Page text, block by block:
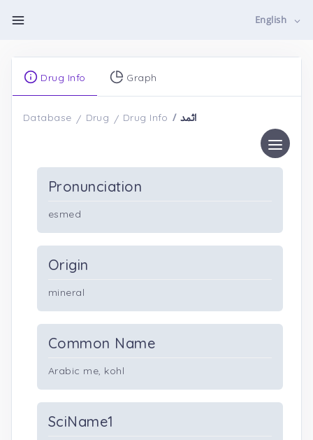
English
Drug Info Graph
Database Drug Drug Info اثمد
Pronunciation
esmed
Origin
mineral
Common Name
Arabic me, kohl
SciName1